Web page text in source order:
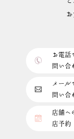
お電話
問い合
メール
問い合
店舗へ
店予約